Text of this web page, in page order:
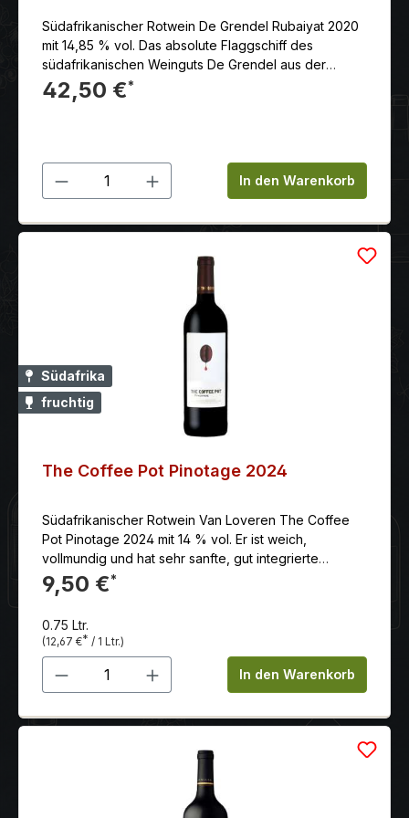
Südafrikanischer Rotwein De Grendel Rubaiyat 2020
mit 14,85 % vol. Das absolute Flaggschiff des
südafrikanischen Weinguts De Grendel aus der
Region Durbanville (Coastal Region).
42,50 €*
Produkt Anzahl: Gib denIn den Warenkorb
Südafrika
fruchtig
The Coffee Pot Pinotage 2024
Südafrikanischer Rotwein Van Loveren The Coffee
Pot Pinotage 2024 mit 14 % vol. Er ist weich,
vollmundig und hat sehr sanfte, gut integrierte
Tannine.
9,50 €*
0.75 Ltr.
(12,67 €* / 1 Ltr.)
Produkt Anzahl: Gib denIn den Warenkorb